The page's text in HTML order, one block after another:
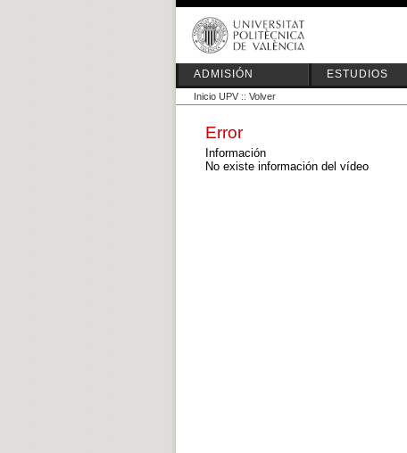
ADMISIÓN ESTUDIOS
Inicio UPV :: Volver
Error
Información
No existe información del vídeo